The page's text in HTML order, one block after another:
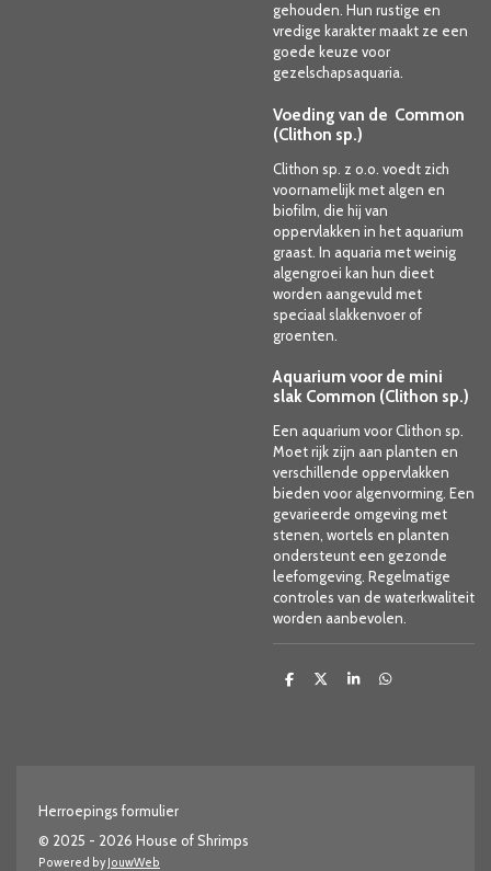
gehouden. Hun rustige en
vredige karakter maakt ze een
goede keuze voor
gezelschapsaquaria.
Voeding van de Common
(Clithon sp.)
Clithon sp. z o.o. voedt zich
voornamelijk met algen en
biofilm, die hij van
oppervlakken in het aquarium
graast. In aquaria met weinig
algengroei kan hun dieet
worden aangevuld met
speciaal slakkenvoer of
groenten.
Aquarium voor de mini
slak Common (Clithon sp.)
Een aquarium voor Clithon sp.
Moet rijk zijn aan planten en
verschillende oppervlakken
bieden voor algenvorming. Een
gevarieerde omgeving met
stenen, wortels en planten
ondersteunt een gezonde
leefomgeving. Regelmatige
controles van de waterkwaliteit
worden aanbevolen.
D
D
S
D
Herroepings formulier
© 2025 - 2026 House of Shrimps
Powered byJouwWeb